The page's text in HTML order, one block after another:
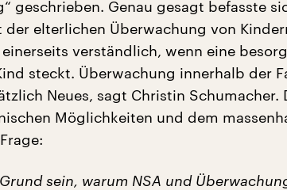
geschrieben. Genau gesagt befasste
elterlichen Überwachung von
einerseits verständlich, wenn eine
steckt. Überwachung innerhalb der
Neues, sagt Christin Schumacher.
Möglichkeiten und dem
sein, warum NSA und